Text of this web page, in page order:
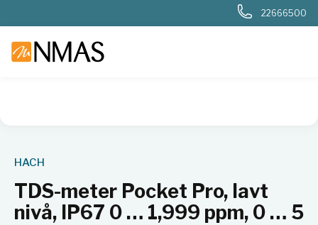
22666500
HACH
TDS-meter Pocket Pro, lavt
nivå, IP67 0 … 1,999 ppm, 0 … 5